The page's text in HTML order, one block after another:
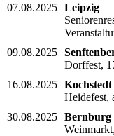
07.08.2025 Leipzig
09.08.2025
Dorffest,
16.08.2025 Kochstedt
Heidefest,
30.08.2025 Bernburg